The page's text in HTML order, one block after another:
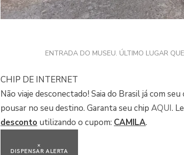
ENTRADA DO MUSEU. ÚLTIMO LUGAR
CHIP DE INTERNET
Não viaje desconectado! Saia do Brasil já com
pousar no seu destino. Garanta seu chip AQUI.
desconto utilizando o cupom: CAMILA.
×
DISPENSAR ALERTA